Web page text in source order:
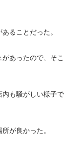
ることだった。
あったので、そこ
も騒がしい様子で
が良かった。